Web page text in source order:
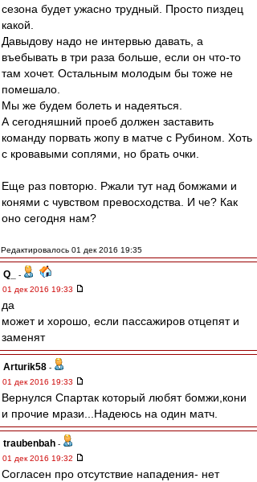
сезона будет ужасно трудный. Просто пиздец
какой.
Давыдову надо не интервью давать, а
въебывать в три раза больше, если он что-то
там хочет. Остальным молодым бы тоже не
помешало.
Мы же будем болеть и надеяться.
А сегодняшний проеб должен заставить
команду порвать жопу в матче с Рубином. Хоть
с кровавыми соплями, но брать очки.
Еще раз повторю. Ржали тут над бомжами и
конями с чувством превосходства. И че? Как
оно сегодня нам?
Редактировалось 01 дек 2016 19:35
Q_
-
01 дек 2016 19:33
да
может и хорошо, если пассажиров отцепят и
заменят
Arturik58 -
01 дек 2016 19:33
Вернулся Спартак который любят бомжи,кони
и прочие мрази...Надеюсь на один матч.
traubenbah -
01 дек 2016 19:32
Согласен про отсутствие нападения- нет